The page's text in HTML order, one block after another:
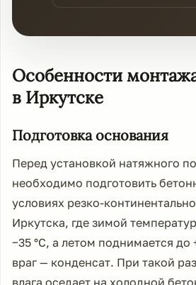
Особенности
в Иркутске
Подготовка основания
Перед установкой натяжного
необходимо подготовить
условиях резко-
Иркутска, где зимой
−35 °C, а летом поднимается до
враг — конденсат. При такой
влага оседает на холодной